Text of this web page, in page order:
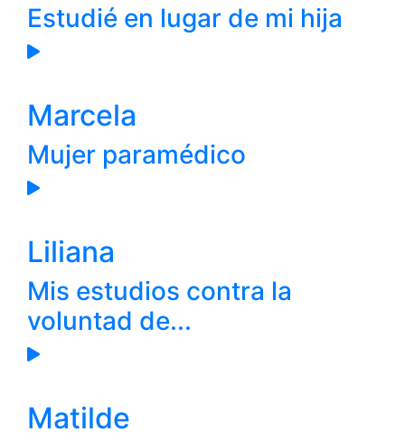
Estudié en lugar de mi hija
Marcela
Mujer paramédico
Liliana
Mis estudios contra la
voluntad de...
Matilde